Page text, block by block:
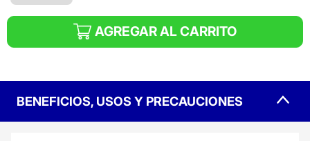
AGREGAR AL CARRITO
BENEFICIOS, USOS Y PRECAUCIONES